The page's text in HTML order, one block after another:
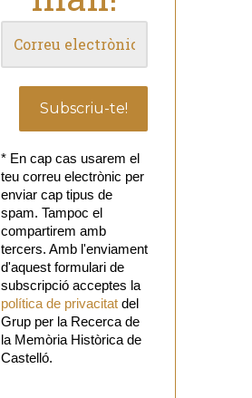
* En cap cas usarem el
teu correu electrònic per
enviar cap tipus de
spam. Tampoc el
compartirem amb
tercers. Amb l'enviament
d'aquest formulari de
subscripció acceptes la
política de privacitat del
Grup per la Recerca de
la Memòria Històrica de
Castelló.